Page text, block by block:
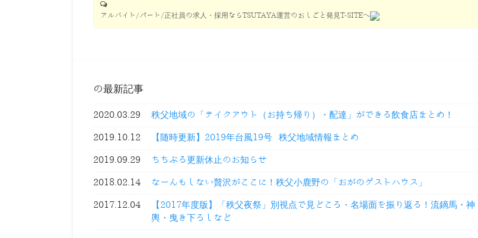
アルバイト/パート/正社員の求人・採用ならTSUTAYA運営のおしごと発見T-SITEへ
の最新記事
2020.03.29 秩父地域の「テイクアウト（お持ち帰り）・配達」ができる飲食店まとめ！
2019.10.12 【随時更新】2019年台風19号 秩父地域情報まとめ
2019.09.29 ちちぶる更新休止のお知らせ
2018.02.14 なーんもしない贅沢がここに！秩父小鹿野の「おがのゲストハウス」
2017.12.04
【2017年度版】「秩父夜祭」別視点で見どころ・名場面を振り返る！流鏑馬・神
輿・曳き下ろしなど